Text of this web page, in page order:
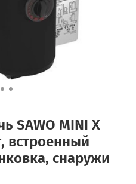
SAWO MINI X
встроенный
снаружи